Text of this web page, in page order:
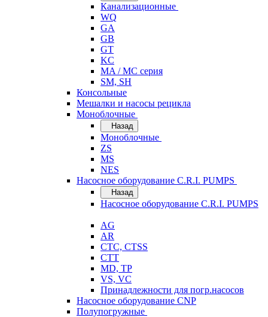
Канализационные
WQ
GA
GB
GT
KC
MA / MC серия
SM, SH
Консольные
Мешалки и насосы рецикла
Моноблочные
Назад
Моноблочные
ZS
MS
NES
Насосное оборудование C.R.I. PUMPS
Назад
Насосное оборудование C.R.I. PUMPS
AG
AR
CTC, CTSS
CTT
MD, TP
VS, VC
Принадлежности для погр.насосов
Насосное оборудование CNP
Полупогружные